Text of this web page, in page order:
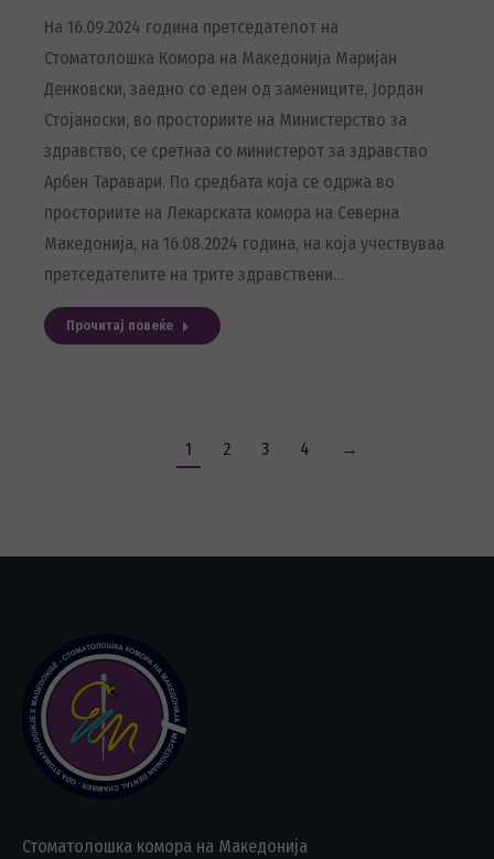
На 16.09.2024 година претседателот на
Стоматолошка Комора на Македонија Маријан
Денковски, заедно со еден од замениците, Јордан
Стојаноски, во просториите на Министерство за
здравство, се сретнаа со министерот за здравство
Арбен Таравари. По средбата која се одржа во
просториите на Лекарската комора на Северна
Македонија, на 16.08.2024 година, на која учествуваа
претседателите на трите здравствени…
Прочитај повеќе
1 2 3 4 →
Стоматолошка комора на Македонија